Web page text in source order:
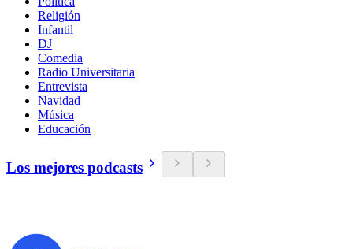
Religión
Infantil
DJ
Comedia
Radio Universitaria
Entrevista
Navidad
Música
Educación
Los mejores podcasts